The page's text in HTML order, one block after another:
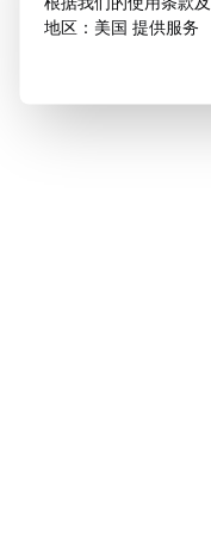
地区：美国 提供服务